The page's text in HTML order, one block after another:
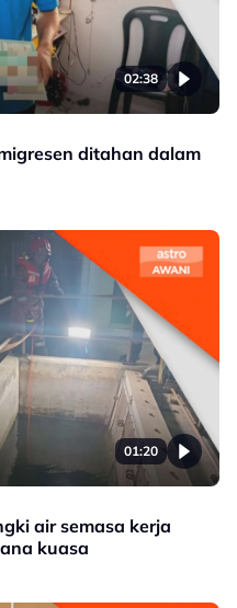
02:38
ditahan dalam
01:20
air semasa kerja
kuasa